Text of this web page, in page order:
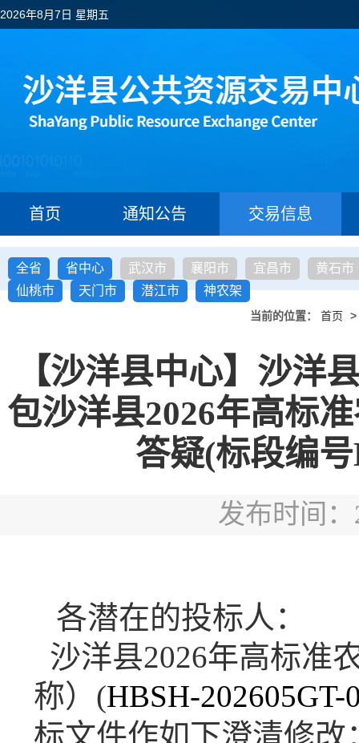
2026年8月7日 星期五
首页 通知公告 交易信息
全省 省中心 武汉市 襄阳市 宜昌市
黄石市
仙桃市
天门市 潜江市 神农架
当前的位置： 首页 >
【沙洋县中心】沙洋
包沙洋县2026年高标
答疑(标段编号
发布时间：
各潜在的投标人：
沙洋县2026年高标准
称） (HBSH-202605GT-
标文件作如下澄清修改